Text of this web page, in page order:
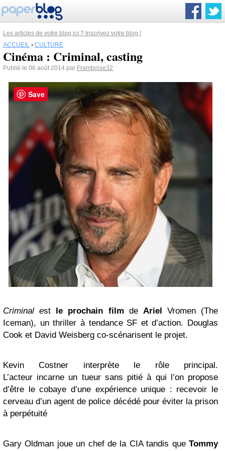
Les articles de votre blog ici ? Inscrivez votre blog !
ACCUEIL › CULTURE
Cinéma : Criminal, casting
Publié le 06 août 2014 par Framboise32
Criminal est le prochain film de Ariel Vromen (The
Iceman), un thriller à tendance SF et d’action. Douglas
Cook et David Weisberg co-scénarisent le projet.
Kevin Costner interprète le rôle principal.
L’acteur incarne un tueur sans pitié à qui l’on propose
d’être le cobaye d’une expérience unique : recevoir le
cerveau d’un agent de police décédé pour éviter la prison
à perpétuité
Gary Oldman joue un chef de la CIA tandis que Tommy
Save